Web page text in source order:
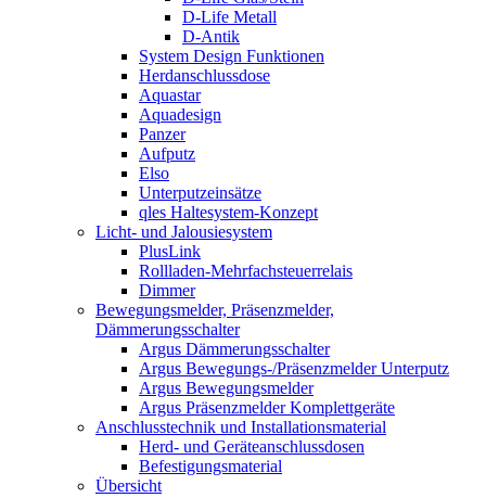
D-Life Metall
D-Antik
System Design Funktionen
Herdanschlussdose
Aquastar
Aquadesign
Panzer
Aufputz
Elso
Unterputzeinsätze
qles Haltesystem-Konzept
Licht- und Jalousiesystem
PlusLink
Rollladen-Mehrfachsteuerrelais
Dimmer
Bewegungsmelder, Präsenzmelder,
Dämmerungsschalter
Argus Dämmerungsschalter
Argus Bewegungs-/Präsenzmelder Unterputz
Argus Bewegungsmelder
Argus Präsenzmelder Komplettgeräte
Anschlusstechnik und Installationsmaterial
Herd- und Geräteanschlussdosen
Befestigungsmaterial
Übersicht